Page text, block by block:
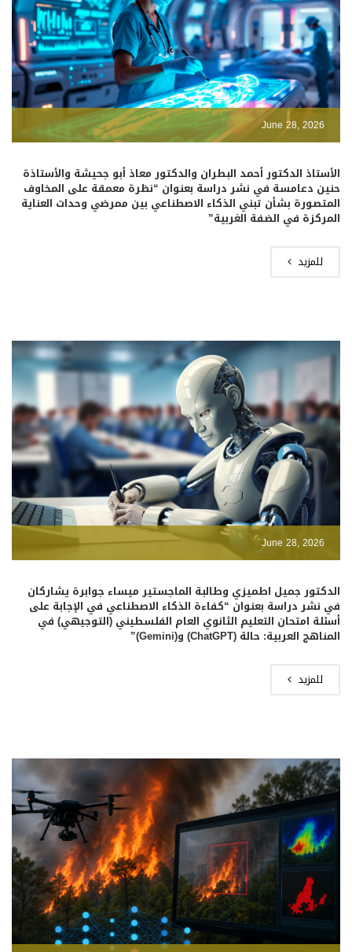
June 28, 2026
الأستاذ الدكتور أحمد البطران والدكتور معاذ أبو جحيشة والأستاذة
حنين دعامسة في نشر دراسة بعنوان “نظرة معمقة على المخاوف
المتصورة بشأن تبني الذكاء الاصطناعي بين ممرضي وحدات العناية
المركزة في الضفة الغربية”
للمزيد
June 28, 2026
الدكتور جميل اطميزي وطالبة الماجستير ميساء جوابرة يشاركان
في نشر دراسة بعنوان “كفاءة الذكاء الاصطناعي في الإجابة على
أسئلة امتحان التعليم الثانوي العام الفلسطيني (التوجيهي) في
المناهج العربية: حالة (ChatGPT) و(Gemini)”
للمزيد